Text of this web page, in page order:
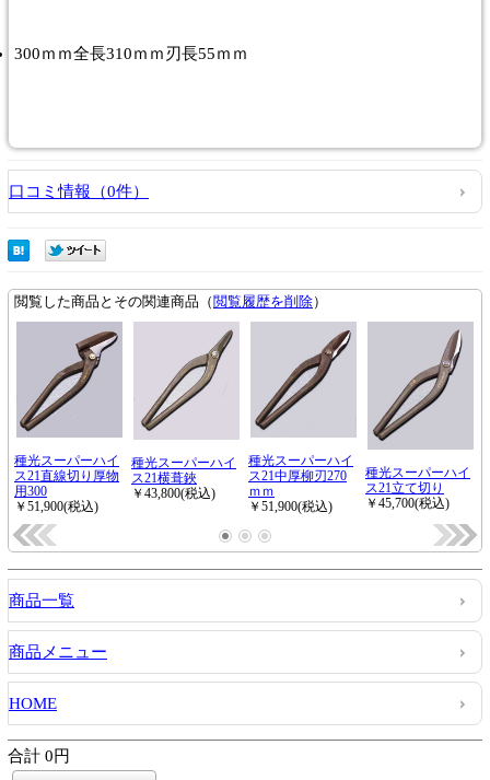
300ｍｍ全長310ｍｍ刃長55ｍｍ
口コミ情報（0件）
商品一覧
商品メニュー
HOME
合計 0円